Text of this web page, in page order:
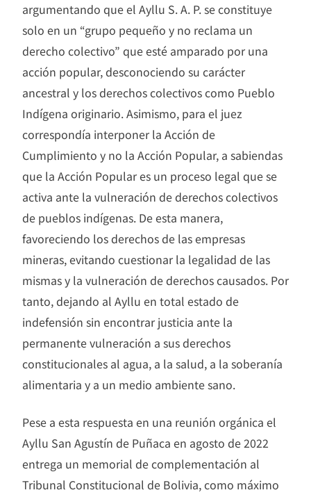
argumentando que el Ayllu S. A. P. se constituye
solo en un “grupo pequeño y no reclama un
derecho colectivo” que esté amparado por una
acción popular, desconociendo su carácter
ancestral y los derechos colectivos como Pueblo
Indígena originario. Asimismo, para el juez
correspondía interponer la Acción de
Cumplimiento y no la Acción Popular, a sabiendas
que la Acción Popular es un proceso legal que se
activa ante la vulneración de derechos colectivos
de pueblos indígenas. De esta manera,
favoreciendo los derechos de las empresas
mineras, evitando cuestionar la legalidad de las
mismas y la vulneración de derechos causados. Por
tanto, dejando al Ayllu en total estado de
indefensión sin encontrar justicia ante la
permanente vulneración a sus derechos
constitucionales al agua, a la salud, a la soberanía
alimentaria y a un medio ambiente sano.
Pese a esta respuesta en una reunión orgánica el
Ayllu San Agustín de Puñaca en agosto de 2022
entrega un memorial de complementación al
Tribunal Constitucional de Bolivia, como máximo